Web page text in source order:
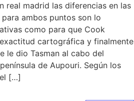
real madrid las diferencias en las
ambos puntos son lo
como para que Cook
cartográfica y finalmente
le dio Tasman al cabo del
de Aupouri. Según los
[…]